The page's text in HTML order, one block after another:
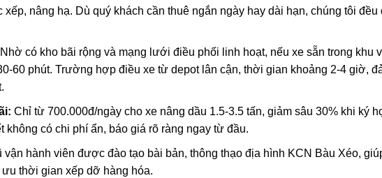
nâng hạ. Dù quý khách cần thuê ngắn ngày hay dài hạn, chúng tôi đều
Nhờ có kho bãi rộng và mạng lưới điều phối linh hoạt, nếu xe sẵn trong khu
60 phút. Trường hợp điều xe từ depot lân cận, thời gian khoảng 2-4 giờ,
Chỉ từ 700.000đ/ngày cho xe nâng dầu 1.5-3.5 tấn, giảm sâu 30% khi ký
không có chi phí ẩn, báo giá rõ ràng ngay từ đầu.
vận hành viên được đào tạo bài bản, thông thạo địa hình KCN Bàu Xéo,
thời gian xếp dỡ hàng hóa.